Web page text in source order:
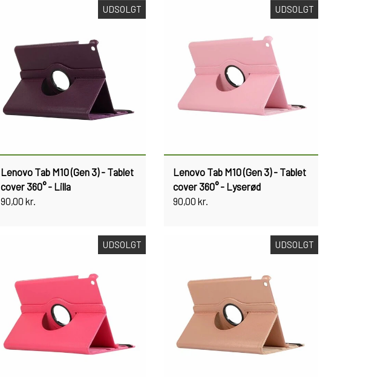
UDSOLGT
Lenovo Tab M10 (Gen 3) - Tablet
cover 360° - Lilla
90,00 kr.
UDSOLGT
Lenovo Tab M10 (Gen 3) - Tablet
cover 360° - Lyserød
90,00 kr.
UDSOLGT UDSOLGT